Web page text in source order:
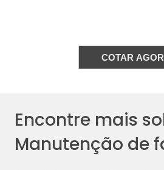
dos filtros é essencial.
Em seguida, é
para detectar sinais de
além de serem limpas para
acúmulo de sujeira que
COTAR
Encontre mais
Manutenção de